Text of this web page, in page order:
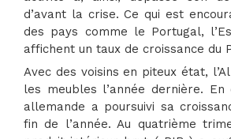
d’avant la crise. Ce qui est
des pays comme le Portugal,
affichent un taux de croissance du
Avec des voisins en piteux état,
les meubles l’année dernière. En
allemande a poursuivi sa
fin de l’année. Au quatrième